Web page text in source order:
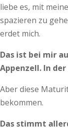
liebe es, mit
spazieren zu
erdet mich.
Das ist bei mir
Appenzell. In
Aber diese
bekommen.
Das stimmt